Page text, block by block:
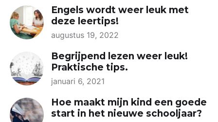
Engels wordt weer leuk met
deze leertips!
augustus 19, 2022
Begrijpend lezen weer leuk!
Praktische tips.
januari 6, 2021
Hoe maakt mijn kind een goede
start in het nieuwe schooljaar?